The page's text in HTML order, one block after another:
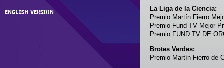
ENGLISH VERSION
La Liga de la Ciencia:
Premio Martín Fierro
Premio Fund TV Mejor
Premio FUND TV DE
Brotes Verdes:
Premio Martín Fierro de